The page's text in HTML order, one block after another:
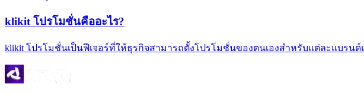
klikit โปรโมชั่นคืออะไร?
klikit โปรโมชั่นเป็นฟีเจอร์ที่ให้ธุรกิจสามารถตั้งโปรโมชั่นของตนเองสำหรับแต่ละแบรน